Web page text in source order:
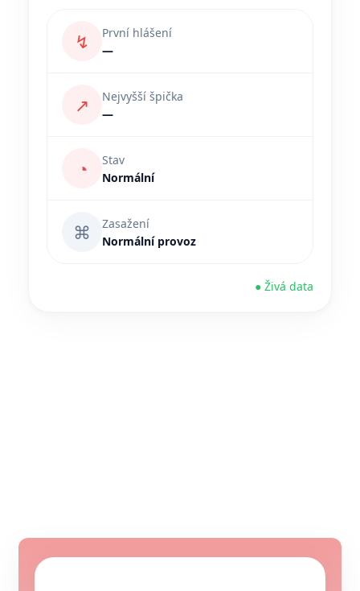
↯
První hlášení
—
↗
Nejvyšší špička
—
◔
Stav
Normální
⌘
Zasažení
Normální provoz
● Živá data